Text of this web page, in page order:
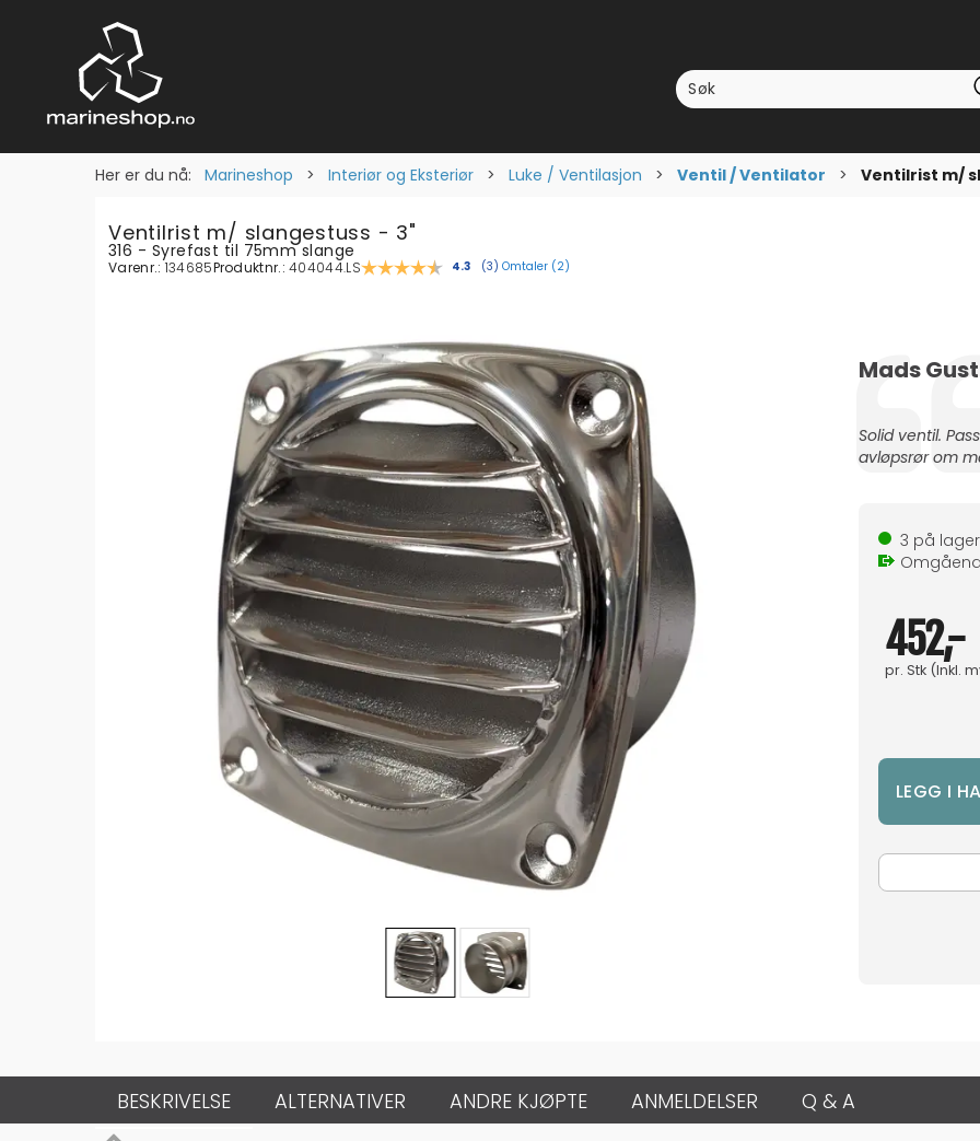
Her er du nå: Marineshop > Interiør og Eksteriør > Luke / Ventilasjon > Ventil / Ventilator > Ventilrist m/
Ventilrist m/ slangestuss - 3"
316 - Syrefast til 75mm slange
Varenr.: 134685Produktnr.:404044.LS Gjennomsnittskarakter:
4.3 (stemmer:
3) Omtaler (2)
Testimonial
Forfatter:
Mads
Tekst:
Solid ventil.
avløpsrør om
3 på lager
452,-
pr. Stk(Inkl.
BESKRIVELSE ALTERNATIVER ANDRE KJØPTE ANMELDELSER Q & A